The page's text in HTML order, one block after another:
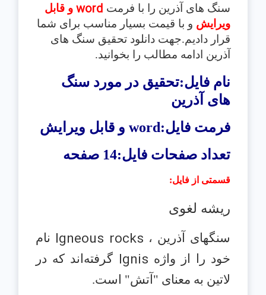
سنگ های آذرین را با فرمت word و قابل
ویرایش و با قیمت بسیار مناسب برای شما
قرار دادیم.جهت دانلود تحقیق سنگ های
آذرین ادامه مطالب را بخوانید.
نام فایل:تحقیق در مورد سنگ
های آذرین
فرمت فایل:word و قابل ویرایش
تعداد صفحات فایل:14 صفحه
قسمتی از فایل:
ریشه لغوی
سنگهای آذرین ، Igneous rocks نام
خود را از واژه Ignis گرفته‌اند که در
لاتین به معنای "آتش" است.